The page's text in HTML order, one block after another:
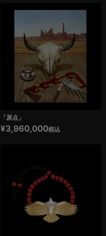
「原点」
¥3,960,000税込